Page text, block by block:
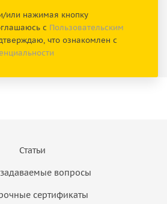
или нажимая кнопку
с Пользовательским
что ознакомлен с
Статьи
задаваемые вопросы
сертификаты